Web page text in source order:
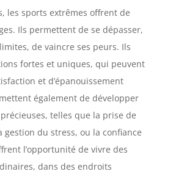
les sports extrêmes offrent de
Ils permettent de se dépasser,
de vaincre ses peurs. Ils
fortes et uniques, qui peuvent
et d’épanouissement
également de développer
telles que la prise de
gestion du stress, ou la confiance
l’opportunité de vivre des
dans des endroits